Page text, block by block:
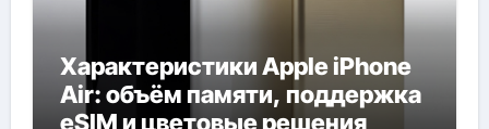
Характеристики Apple iPhone
Air: объём памяти, поддержка
eSIM и цветовые решения